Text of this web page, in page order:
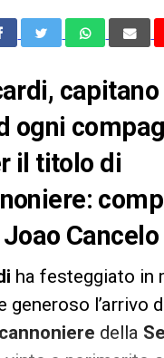
capitano
ogni
il titolo di
Cancelo
ha festeggiato in
generoso l’arrivo
della